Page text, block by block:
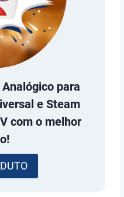
para
e Steam
com o melhor